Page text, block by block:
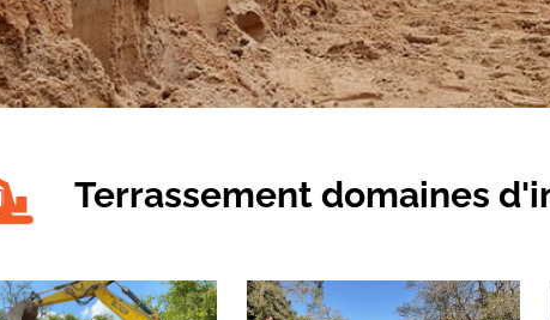
Terrassement domaines